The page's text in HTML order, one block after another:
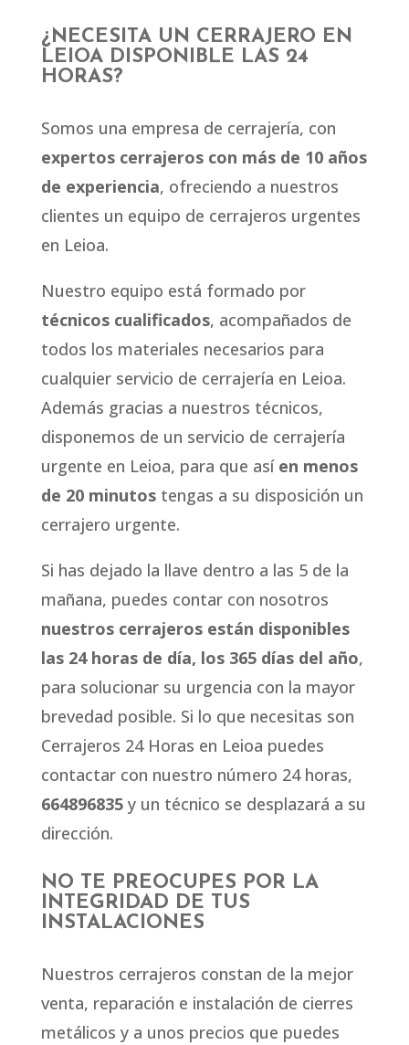
¿NECESITA UN CERRAJERO EN
LEIOA DISPONIBLE LAS 24
HORAS?
Somos una empresa de cerrajería, con
expertos cerrajeros con más de 10 años
de experiencia, ofreciendo a nuestros
clientes un equipo de cerrajeros urgentes
en Leioa.
Nuestro equipo está formado por
técnicos cualificados, acompañados de
todos los materiales necesarios para
cualquier servicio de cerrajería en Leioa.
Además gracias a nuestros técnicos,
disponemos de un servicio de cerrajería
urgente en Leioa, para que así en menos
de 20 minutostengas a su disposición un
cerrajero urgente.
Si has dejado la llave dentro a las 5 de la
mañana, puedes contar con nosotros
nuestros cerrajeros están disponibles
las 24 horas de día, los 365 días del año,
para solucionar su urgencia con la mayor
brevedad posible. Si lo que necesitas son
Cerrajeros 24 Horas en Leioa puedes
contactar con nuestro número 24 horas,
664896835y un técnico se desplazará a su
dirección.
NO TE PREOCUPES POR LA
INTEGRIDAD DE TUS
INSTALACIONES
Nuestros cerrajeros constan de la mejor
venta, reparación e instalación de cierres
metálicos y a unos precios que puedes